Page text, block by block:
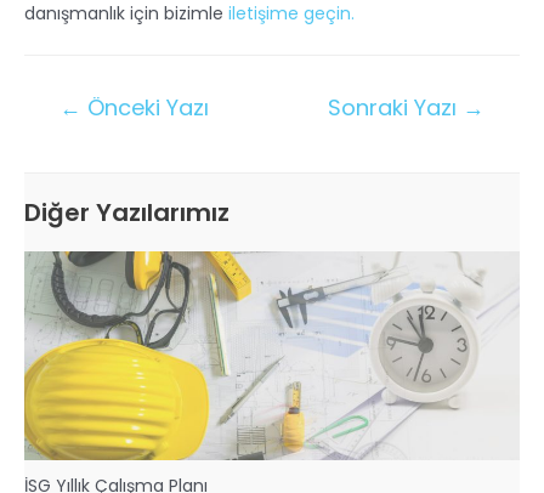
danışmanlık için bizimle iletişime geçin.
← Önceki Yazı Sonraki Yazı →
Diğer Yazılarımız
İSG Yıllık Çalışma Planı